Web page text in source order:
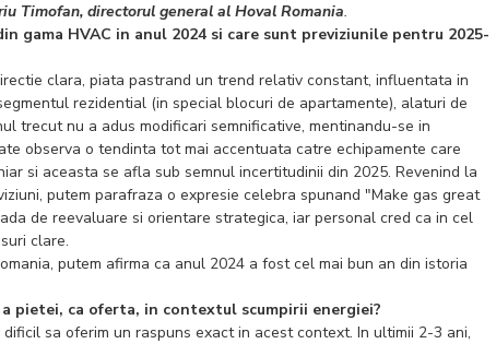
Timofan, directorul general al Hoval Romania.
gama HVAC in anul 2024 si care sunt previziunile pentru 2025-
clara, piata pastrand un trend relativ constant, influentata in
rezidential (in special blocuri de apartamente), alaturi de
trecut nu a adus modificari semnificative, mentinandu-se in
observa o tendinta tot mai accentuata catre echipamente care
si aceasta se afla sub semnul incertitudinii din 2025. Revenind la
putem parafraza o expresie celebra spunand "Make gas great
de reevaluare si orientare strategica, iar personal cred ca in cel
clare.
putem afirma ca anul 2024 a fost cel mai bun an din istoria
pietei, ca oferta, in contextul scumpirii energiei?
sa oferim un raspuns exact in acest context. In ultimii 2-3 ani,